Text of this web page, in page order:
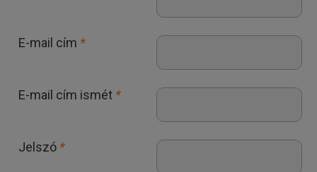
E-mail cím *
E-mail cím ismét *
Jelszó *